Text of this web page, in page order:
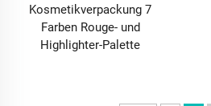
Kosmetikverpackung 7
Farben Rouge- und
Highlighter-Palette